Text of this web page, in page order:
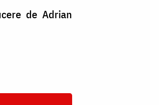
de Adrian